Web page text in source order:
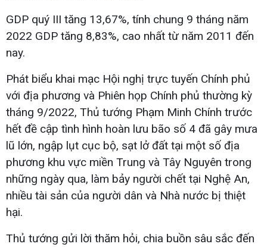
GDP quý III tăng 13,67%, tính chung 9 tháng năm
2022 GDP tăng 8,83%, cao nhất từ năm 2011 đến
nay.
Phát biểu khai mạc Hội nghị trực tuyến Chính phủ
với địa phương và Phiên họp Chính phủ thường kỳ
tháng 9/2022, Thủ tướng Phạm Minh Chính trước
hết đề cập tình hình hoàn lưu bão số 4 đã gây mưa
lũ lớn, ngập lụt cục bộ, sạt lở đất tại một số địa
phương khu vực miền Trung và Tây Nguyên trong
những ngày qua, làm bảy người chết tại Nghệ An,
nhiều tài sản của người dân và Nhà nước bị thiệt
hại.
Thủ tướng gửi lời thăm hỏi, chia buồn sâu sắc đến